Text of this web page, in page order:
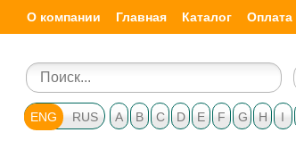
О компании Главная Каталог Оплата
A
B C D E F G H I
ENG RUS